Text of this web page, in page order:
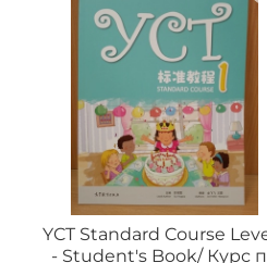
YCT Standard Course
- Student's Book/ Курс